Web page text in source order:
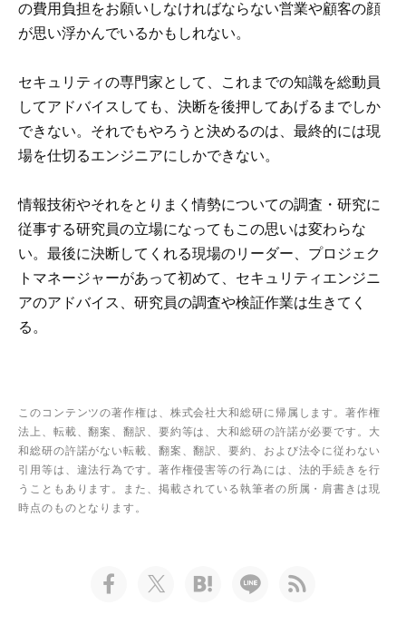
の費用負担をお願いしなければならない営業や顧客の顔
が思い浮かんでいるかもしれない。
セキュリティの専門家として、これまでの知識を総動員
してアドバイスしても、決断を後押してあげるまでしか
できない。それでもやろうと決めるのは、最終的には現
場を仕切るエンジニアにしかできない。
情報技術やそれをとりまく情勢についての調査・研究に
従事する研究員の立場になってもこの思いは変わらな
い。最後に決断してくれる現場のリーダー、プロジェク
トマネージャーがあって初めて、セキュリティエンジニ
アのアドバイス、研究員の調査や検証作業は生きてく
る。
このコンテンツの著作権は、株式会社大和総研に帰属します。著作権
法上、転載、翻案、翻訳、要約等は、大和総研の許諾が必要です。大
和総研の許諾がない転載、翻案、翻訳、要約、および法令に従わない
引用等は、違法行為です。著作権侵害等の行為には、法的手続きを行
うこともあります。また、掲載されている執筆者の所属・肩書きは現
時点のものとなります。